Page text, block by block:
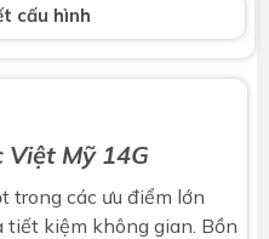
cấu hình
Việt Mỹ 14G
trong các ưu điểm lớn
kiệm không gian. Bồn